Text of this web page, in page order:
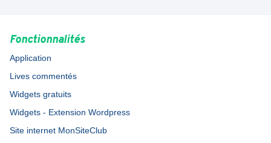
Fonctionnalités
Application
Lives commentés
Widgets gratuits
Widgets - Extension Wordpress
Site internet MonSiteClub